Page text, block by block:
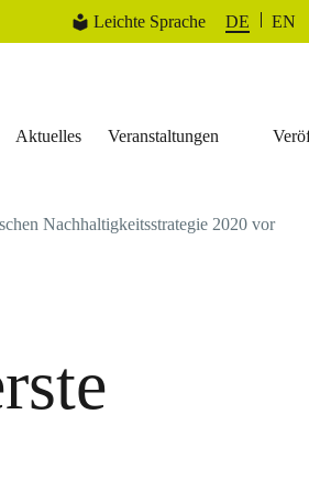
DE EN
Leichte Sprache
Aktuelles Veranstaltungen
Nachhaltigkeitsstrategie 2020 vor